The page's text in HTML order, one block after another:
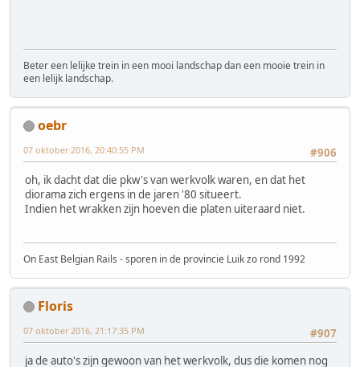
Beter een lelijke trein in een mooi landschap dan een mooie trein in
een lelijk landschap.
oebr
#906
07 oktober 2016, 20:40:55 PM
oh, ik dacht dat die pkw's van werkvolk waren, en dat het
diorama zich ergens in de jaren '80 situeert.
Indien het wrakken zijn hoeven die platen uiteraard niet.
On East Belgian Rails - sporen in de provincie Luik zo rond 1992
Floris
#907
07 oktober 2016, 21:17:35 PM
ja de auto's zijn gewoon van het werkvolk, dus die komen nog